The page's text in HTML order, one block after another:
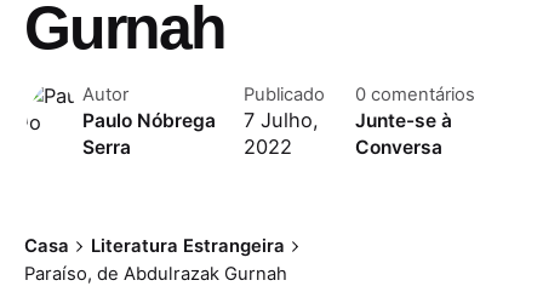
Gurnah
Autor
Paulo Nóbrega
Serra
Publicado
7 Julho,
2022
0 comentários
Junte-se à
Conversa
Casa
Literatura Estrangeira
Paraíso, de Abdulrazak Gurnah